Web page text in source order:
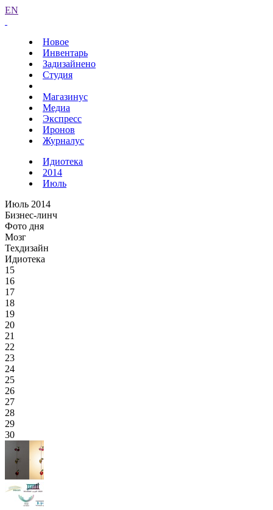
EN
Новое
Инвентарь
Задизайнено
Студия
Магазинус
Медиа
Экспресс
Иронов
Журналус
Идиотека
2014
Июль
Июль 2014
Бизнес-линч
Фото дня
Мозг
Техдизайн
Идиотека
15
16
17
18
19
20
21
22
23
24
25
26
27
28
29
30